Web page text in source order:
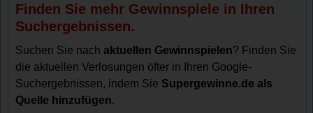
Finden Sie mehr Gewinnspiele in Ihren
Suchergebnissen.
Suchen Sie nachaktuellen Gewinnspielen? Finden Sie
die aktuellen Verlosungen öfter in Ihren Google-
Suchergebnissen, indem Sie Supergewinne.de als
Quelle hinzufügen.